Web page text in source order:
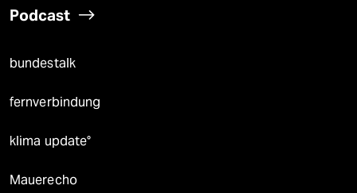
Podcast
bundestalk
fernverbindung
klima update°
Mauerecho